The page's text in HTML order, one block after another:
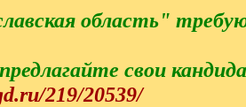
область"
свои
219/20539/